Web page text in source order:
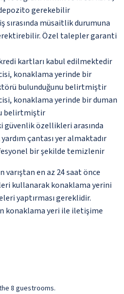
gerekebilir
müsaitlik durumuna
Özel talepler garanti
kartları kabul edilmektedir
konaklama yerinde bir
bulunduğunu belirtmiştir
konaklama yerinde bir duman
belirtmiştir
güvenlik özellikleri arasında
çantası yer almaktadır
bir şekilde temizlenir
en az 24 saat önce
kullanarak konaklama yerini
yaptırması gereklidir.
konaklama yeri ile iletişime
8 guestrooms.